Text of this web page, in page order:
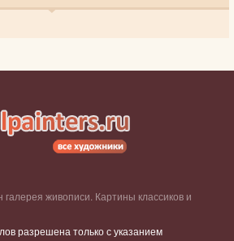
живописи. Картины классиков и
разрешена только с указанием